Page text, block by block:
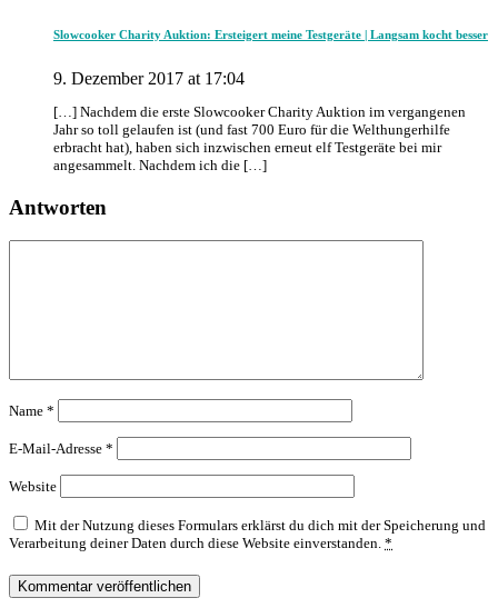
Slowcooker Charity Auktion: Ersteigert meine Testgeräte | Langsam kocht besser
9. Dezember 2017 at 17:04
[…] Nachdem die erste Slowcooker Charity Auktion im vergangenen
Jahr so toll gelaufen ist (und fast 700 Euro für die Welthungerhilfe
erbracht hat), haben sich inzwischen erneut elf Testgeräte bei mir
angesammelt. Nachdem ich die […]
Antworten
Name *
E-Mail-Adresse *
Website
Mit der Nutzung dieses Formulars erklärst du dich mit der Speicherung und
Verarbeitung deiner Daten durch diese Website einverstanden. *